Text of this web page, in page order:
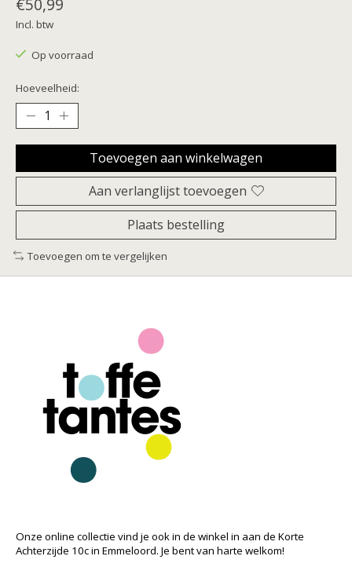
€50,99
Incl. btw
Op voorraad
Hoeveelheid:
Toevoegen aan winkelwagen
Aan verlanglijst toevoegen
Plaats bestelling
Toevoegen om te vergelijken
Onze online collectie vind je ook in de winkel in aan de Korte
Achterzijde 10c in Emmeloord. Je bent van harte welkom!